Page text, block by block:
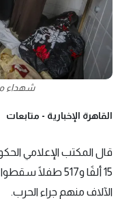
شهداء
القاهرة الإخبارية - متابعات
قال المكتب الإعلامي
15 ألفًا و517
الآلاف منهم جراء الحرب.